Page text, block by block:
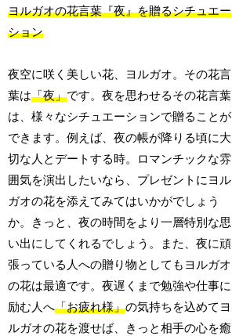
ヨルガオの花言葉『夜』を贈るシチュエー
ション
夜空に咲く美しい花、ヨルガオ。その花言
葉は「夜」です。夜を思わせるその花言葉
は、様々なシチュエーションで贈ることが
できます。例えば、夜の帳が降りる頃に大
切な人とデートする時。ロマンチックな雰
囲気を演出したいなら、プレゼントにヨル
ガオの花を添えてみてはいかがでしょう
か。きっと、夜の時間をより一層特別な思
い出にしてくれるでしょう。また、夜に頑
張っている人への贈り物としてもヨルガオ
の花は最適です。夜遅くまで勉強や仕事に
励む人へ「お疲れ様」の気持ちを込めてヨ
ルガオの花を渡せば、きっと相手の心を癒